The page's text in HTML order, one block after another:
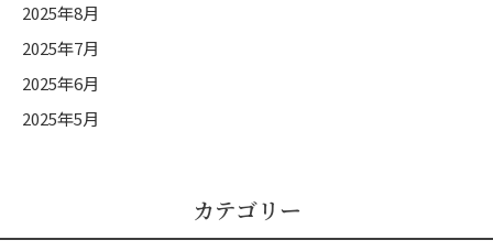
2025年8月
2025年7月
2025年6月
2025年5月
カテゴリー